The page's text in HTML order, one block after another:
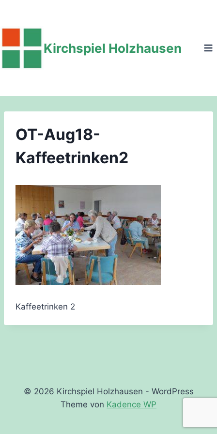
springen
Kirchspiel Holzhausen
OT-Aug18-
Kaffeetrinken2
Kaffeetrinken 2
© 2026 Kirchspiel Holzhausen - WordPress
Theme von Kadence WP